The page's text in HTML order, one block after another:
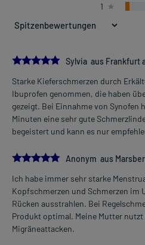
Dosierung und
Erwachsene
1 Tablette
im Abstand von mindestens 6
Die Gesamtdosis sollte nicht ohne
oder Apotheker überschritten
Art der Anwendung?
Nehmen Sie das Arzneimittel mit
Ohne ärztlichen Rat sollten Sie das
Tage anwenden. Bei länger
wiederkehrenden Beschwerden
Überdosierung?
1
5.0
Sylvia aus Frankfurt
Starke Kieferschmerzen durch
Ibuprofen genommen, die haben
gezeigt. Bei Einnahme von Synofen
Minuten eine sehr gute
begeistert und kann es nur
5.0Anonym aus
Ich habe immer sehr starke
Kopfschmerzen und Schmerzen im
Rücken ausstrahlen. Bei
Produkt optimal. Meine Mutter
Migräneattacken.